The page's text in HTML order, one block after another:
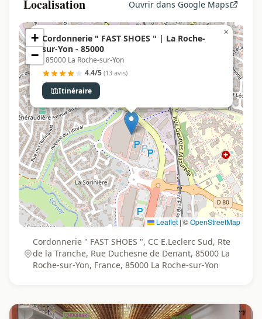
Localisation Ouvrir dans Google Maps
Cordonnerie " FAST SHOES " | La Roche-
sur-Yon - 85000
, 85000 La Roche-sur-Yon
4.4/5 (13 avis)
Itinéraire
×
+
−
Leaflet | ©OpenStreetMap
Cordonnerie " FAST SHOES ", CC E.Leclerc Sud, Rte
de la Tranche, Rue Duchesne de Denant, 85000 La
Roche-sur-Yon, France, 85000 La Roche-sur-Yon